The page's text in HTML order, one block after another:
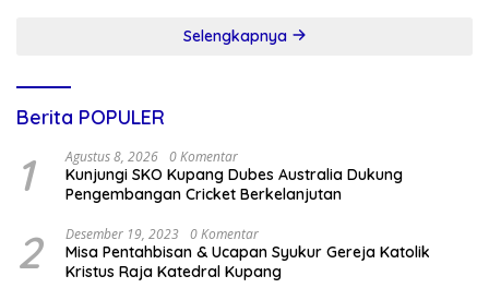
Selengkapnya
Berita POPULER
1 Agustus 8, 2026 0 Komentar
Kunjungi SKO Kupang Dubes Australia Dukung
Pengembangan Cricket Berkelanjutan
2 Desember 19, 2023 0 Komentar
Misa Pentahbisan & Ucapan Syukur Gereja Katolik
Kristus Raja Katedral Kupang